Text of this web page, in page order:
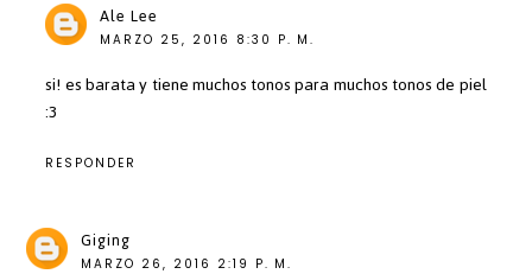
Ale Lee
MARZO 25, 2016 8:30 P. M.
si! es barata y tiene muchos tonos para muchos tonos de piel
:3
RESPONDER
Giging
MARZO 26, 2016 2:19 P. M.